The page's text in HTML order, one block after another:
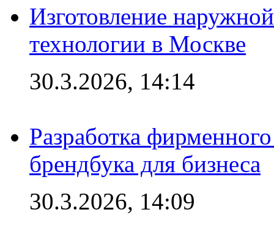
Изготовление
технологии в Москве
30.3.2026, 14:14
Разработка
брендбука для бизнеса
30.3.2026, 14:09